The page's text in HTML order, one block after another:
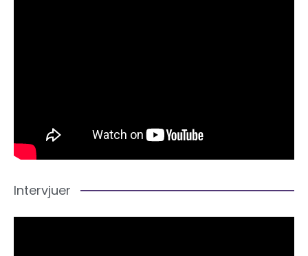
Intervjuer